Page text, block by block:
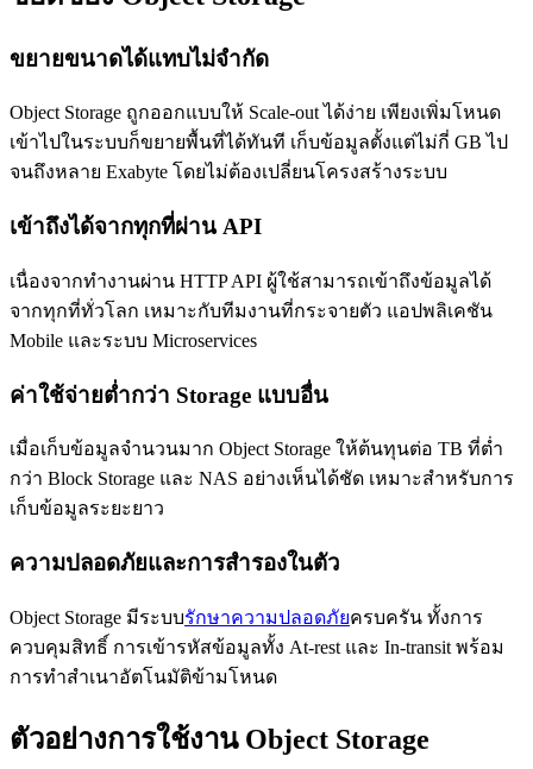
ขยายขนาดได้แทบไม่จำกัด
Object Storage ถูกออกแบบให้ Scale-out ได้ง่าย เพียงเพิ่มโหนด
เข้าไปในระบบก็ขยายพื้นที่ได้ทันที เก็บข้อมูลตั้งแต่ไม่กี่ GB ไป
จนถึงหลาย Exabyte โดยไม่ต้องเปลี่ยนโครงสร้างระบบ
เข้าถึงได้จากทุกที่ผ่าน API
เนื่องจากทำงานผ่าน HTTP API ผู้ใช้สามารถเข้าถึงข้อมูลได้
จากทุกที่ทั่วโลก เหมาะกับทีมงานที่กระจายตัว แอปพลิเคชัน
Mobile และระบบ Microservices
ค่าใช้จ่ายต่ำกว่า Storage แบบอื่น
เมื่อเก็บข้อมูลจำนวนมาก Object Storage ให้ต้นทุนต่อ TB ที่ต่ำ
กว่า Block Storage และ NAS อย่างเห็นได้ชัด เหมาะสำหรับการ
เก็บข้อมูลระยะยาว
ความปลอดภัยและการสำรองในตัว
Object Storage มีระบบรักษาความปลอดภัยครบครัน ทั้งการ
ควบคุมสิทธิ์ การเข้ารหัสข้อมูลทั้ง At-rest และ In-transit พร้อม
การทำสำเนาอัตโนมัติข้ามโหนด
ตัวอย่างการใช้งาน Object Storage